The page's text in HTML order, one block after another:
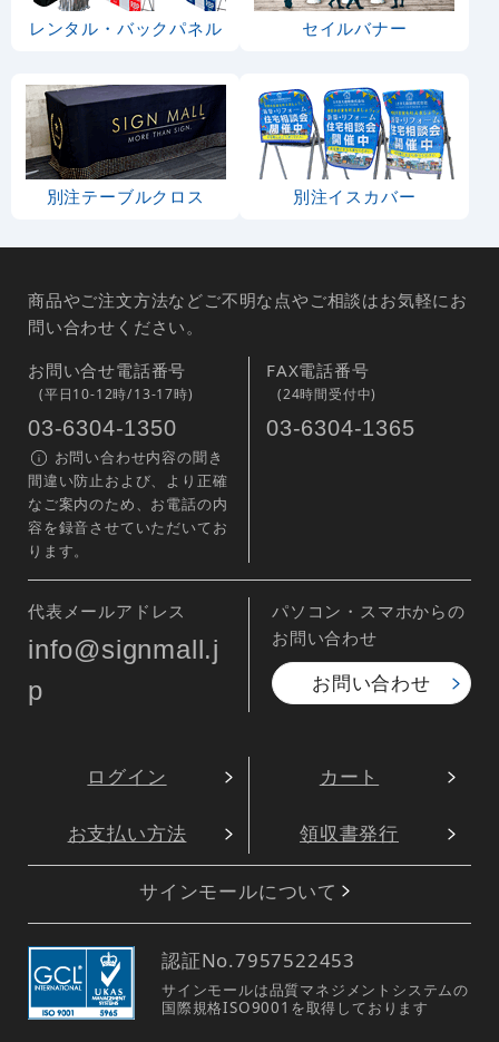
レンタル・バックパネル セイルバナー
別注テーブルクロス 別注イスカバー
商品やご注文方法などご不明な点やご相談はお気軽にお
問い合わせください。
お問い合せ電話番号
(平日10-12時/13-17時)
03-6304-1350
お問い合わせ内容の聞き
間違い防止および、より正確
なご案内のため、お電話の内
容を録音させていただいてお
ります。
FAX電話番号
(24時間受付中)
03-6304-1365
代表メールアドレス
info@signmall.j
p
パソコン・スマホからの
お問い合わせ
お問い合わせ
ログイン カート
お支払い方法 領収書発行
サインモールについて
認証No.7957522453
サインモールは品質マネジメントシステムの
国際規格ISO9001を取得しております